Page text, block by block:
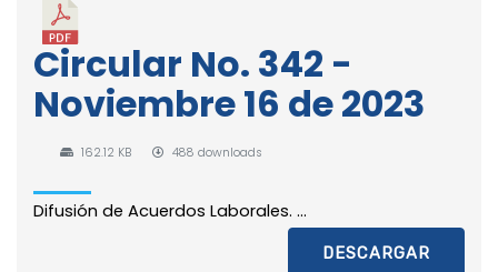
Circular No. 342 -
Noviembre 16 de 2023
162.12 KB 488 downloads
Difusión de Acuerdos Laborales. ...
DESCARGAR